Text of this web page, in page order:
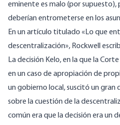
eminente es malo (por supuesto),
deberían entrometerse en los
En un artículo titulado «Lo que
descentralización», Rockwell
La decisión Kelo, en la que la
en un caso de apropiación de
un gobierno local, suscitó un
sobre la cuestión de la
común era que la decisión era un